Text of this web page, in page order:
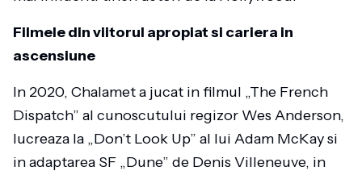
Filmele din viitorul apropiat si cariera in
ascensiune
In 2020, Chalamet a jucat in filmul „The French
Dispatch” al cunoscutului regizor Wes Anderson,
lucreaza la „Don’t Look Up” al lui Adam McKay si
in adaptarea SF „Dune” de Denis Villeneuve, in